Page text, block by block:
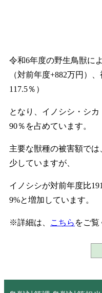
令和6年度の野生鳥獣に
（対前年度+882万円）
117.5％）
となり、イノシシ・シ
90％を占めています。
主要な獣種の被害額で
少していますが、
イノシシが対前年度比
9%と増加しています。
※詳細は、 こちら をご覧